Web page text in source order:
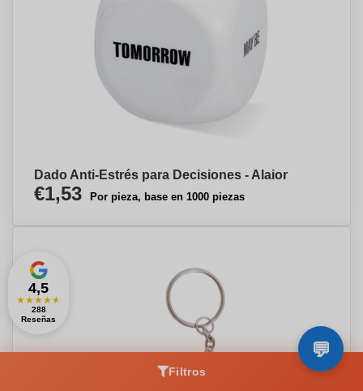
Dado Anti-Estrés para Decisiones - Alaior
€1,53 Por pieza, base en 1000 piezas
Filtros
4,5
★★★★★
288
Reseñas